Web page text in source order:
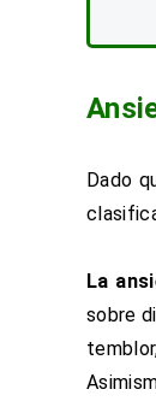
Dado
La
sobre